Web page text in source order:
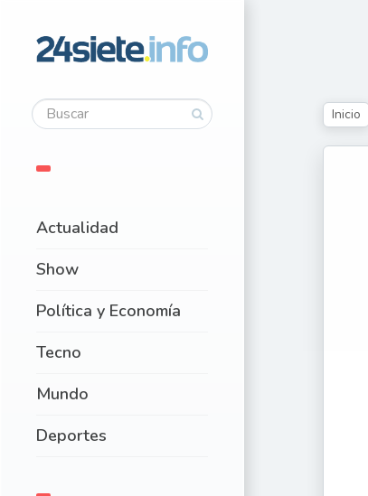
Actualidad
Show
Política y Economía
Tecno
Mundo
Deportes
Inicio